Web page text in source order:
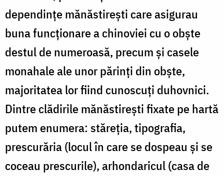
dependințe mănăstirești care asigurau
buna funcționare a chinoviei cu o obște
destul de numeroasă, precum și casele
monahale ale unor părinți din obște,
majoritatea lor fiind cunoscuți duhovnici.
Dintre clădirile mănăstirești fixate pe hartă
putem enumera: stăreția, tipografia,
prescurăria (locul în care se dospeau și se
coceau prescurile), arhondaricul (casa de